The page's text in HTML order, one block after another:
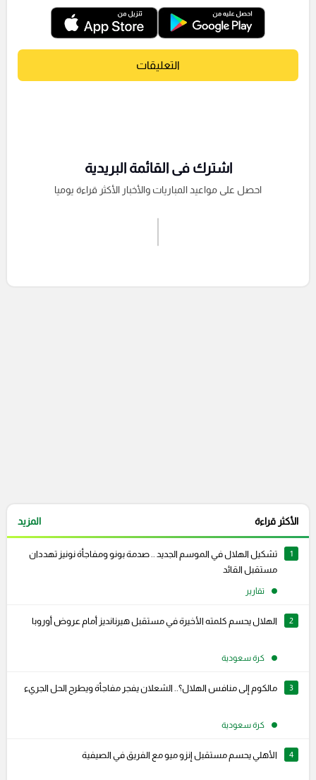
التعليقات
اشترك فى القائمة البريدية
احصل على مواعيد المباريات والأخبار الأكثر قراءة يوميا
الأكثر قراءة المزيد
1
تشكيل الهلال في الموسم الجديد .. صدمة بونو ومفاجأة نونيز تهددان
مستقبل القائد
تقارير
2 الهلال يحسم كلمته الأخيرة في مستقبل هيرنانديز أمام عروض أوروبا
كرة سعودية
3 مالكوم إلى منافس الهلال؟.. الشعلان يفجر مفاجأة ويطرح الحل الجريء
كرة سعودية
4 الأهلي يحسم مستقبل إنزو ميو مع الفريق في الصيفية